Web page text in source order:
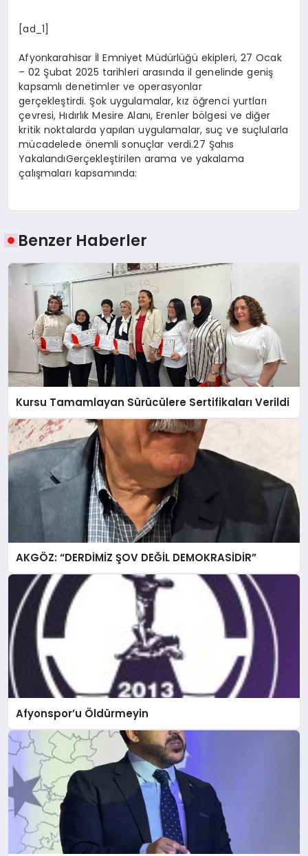
[ad_1]
Afyonkarahisar İl Emniyet Müdürlüğü ekipleri, 27 Ocak
– 02 Şubat 2025 tarihleri arasında il genelinde geniş
kapsamlı denetimler ve operasyonlar
gerçekleştirdi. Şok uygulamalar, kız öğrenci yurtları
çevresi, Hıdırlık Mesire Alanı, Erenler bölgesi ve diğer
kritik noktalarda yapılan uygulamalar, suç ve suçlularla
mücadelede önemli sonuçlar verdi.27 Şahıs
YakalandıGerçekleştirilen arama ve yakalama
çalışmaları kapsamında:
Benzer Haberler
Kursu Tamamlayan Sürücülere Sertifikaları Verildi
AKGÖZ: “DERDİMİZ ŞOV DEĞİL DEMOKRASİDİR”
Afyonspor’u Öldürmeyin